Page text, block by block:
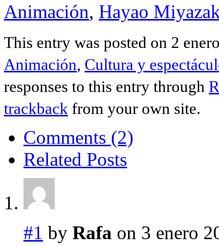
Animación, Hayao
This entry was posted on 2
Animación, Cultura y
responses to this entry through
trackback from your own site.
Comments (2)
Related Posts
#1 by Rafa on 3 enero